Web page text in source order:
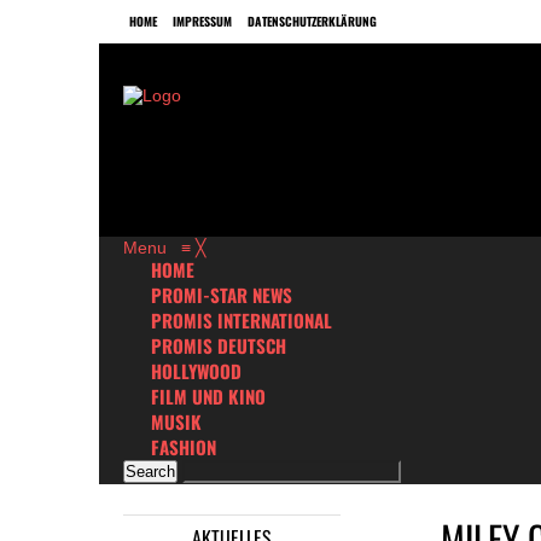
HOME IMPRESSUM DATENSCHUTZERKLÄRUNG
Menu ≡ ╳
HOME
PROMI-STAR NEWS
PROMIS INTERNATIONAL
PROMIS DEUTSCH
HOLLYWOOD
FILM UND KINO
MUSIK
FASHION